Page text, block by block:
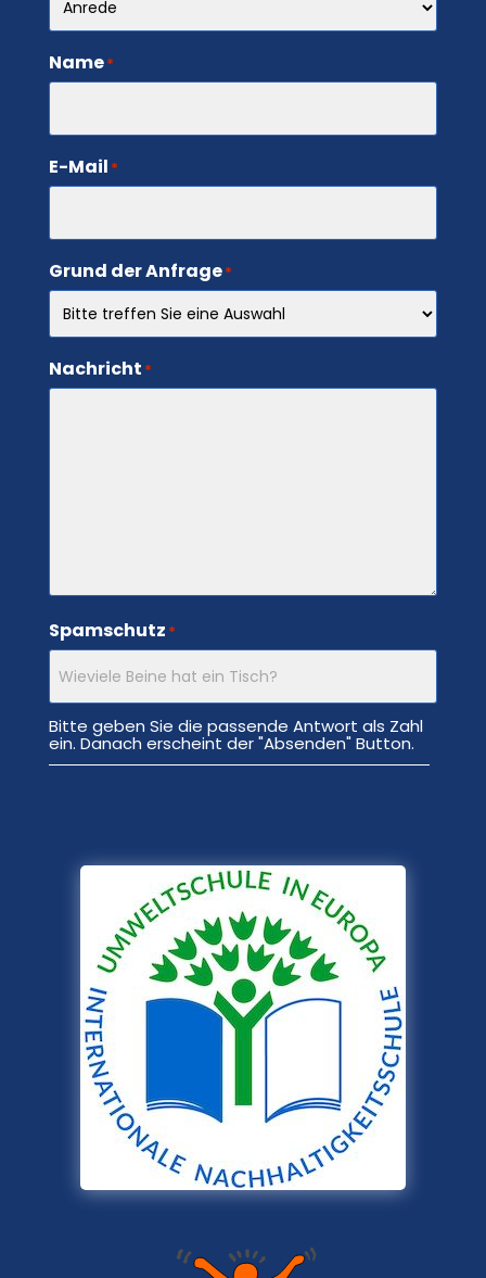
Name*
E-Mail *
Grund der Anfrage*
Nachricht *
Spamschutz *
Bitte geben Sie die passende Antwort als Zahl
ein. Danach erscheint der "Absenden" Button.